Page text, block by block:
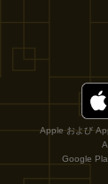
Apple および
Google